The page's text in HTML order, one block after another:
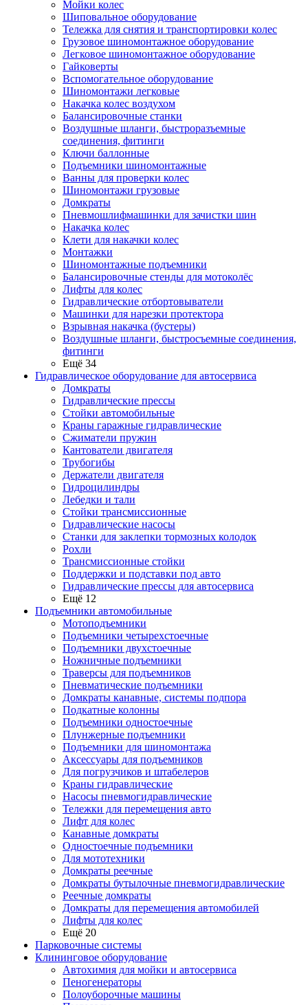
Мойки колес
Шиповальное оборудование
Тележка для снятия и транспортировки колес
Грузовое шиномонтажное оборудование
Легковое шиномонтажное оборудование
Гайковерты
Вспомогательное оборудование
Шиномонтажи легковые
Накачка колес воздухом
Балансировочные станки
Воздушные шланги, быстроразъемные
соединения, фитинги
Ключи баллонные
Подъемники шиномонтажные
Ванны для проверки колес
Шиномонтажи грузовые
Домкраты
Пневмошлифмашинки для зачистки шин
Накачка колес
Клети для накачки колес
Монтажки
Шиномонтажные подъемники
Балансировочные стенды для мотоколёс
Лифты для колес
Гидравлические отбортовыватели
Машинки для нарезки протектора
Взрывная накачка (бустеры)
Воздушные шланги, быстросъемные соединения,
фитинги
Ещё 34
Гидравлическое оборудование для автосервиса
Домкраты
Гидравлические прессы
Стойки автомобильные
Краны гаражные гидравлические
Сжиматели пружин
Кантователи двигателя
Трубогибы
Держатели двигателя
Гидроцилиндры
Лебедки и тали
Стойки трансмиссионные
Гидравлические насосы
Cтанки для заклепки тормозных колодок
Рохли
Трансмиссионные стойки
Поддержки и подставки под авто
Гидравлические прессы для автосервиса
Ещё 12
Подъемники автомобильные
Мотоподъемники
Подъемники четырехстоечные
Подъемники двухстоечные
Ножничные подъемники
Траверсы для подъемников
Пневматические подъемники
Домкраты канавные, системы подпора
Подкатные колонны
Подъемники одностоечные
Плунжерные подъемники
Подъемники для шиномонтажа
Аксессуары для подъемников
Для погрузчиков и штабелеров
Краны гидравлические
Насосы пневмогидравлические
Тележки для перемещения авто
Лифт для колес
Канавные домкраты
Одностоечные подъемники
Для мототехники
Домкраты реечные
Домкраты бутылочные пневмогидравлические
Реечные домкраты
Домкраты для перемещения автомобилей
Лифты для колес
Ещё 20
Парковочные системы
Клининговое оборудование
Автохимия для мойки и автосервиса
Пеногенераторы
Полоуборочные машины